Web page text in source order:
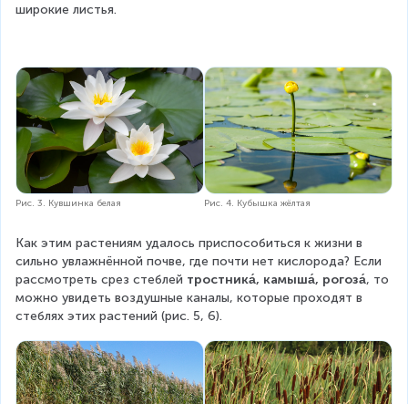
широкие листья.
Рис. 3. Кувшинка белая Рис. 4. Кубышка жёлтая
Как этим растениям удалось приспособиться к жизни в
сильно увлажнённой почве, где почти нет кислорода? Если
рассмотреть срез стеблей тростника́, камыша́, рогоза́, то
можно увидеть воздушные каналы, которые проходят в
стеблях этих растений (рис. 5, 6).